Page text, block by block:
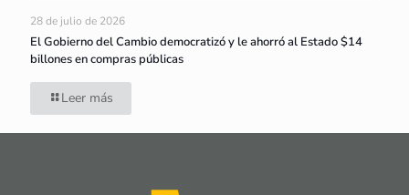
28 de julio de 2026
El Gobierno del Cambio democratizó y le ahorró al Estado $14
billones en compras públicas
Leer más